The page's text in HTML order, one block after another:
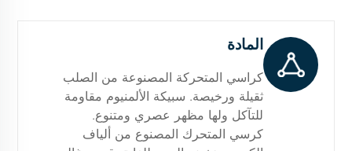
المادة
كراسي المتحركة المصنوعة من الصلب
ثقيلة ورخيصة. سبيكة الألمنيوم مقاومة
للتآكل ولها مظهر عصري ومتنوع.
كرسي المتحرك المصنوع من ألياف